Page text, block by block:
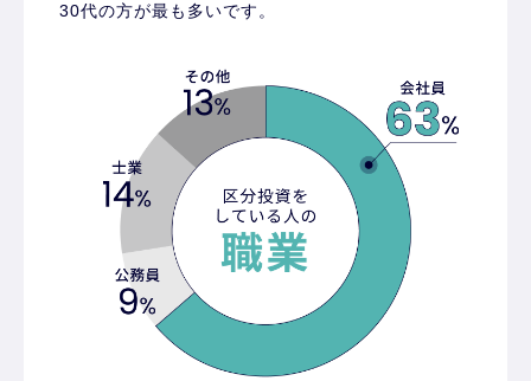
30代の方が最も多いです。